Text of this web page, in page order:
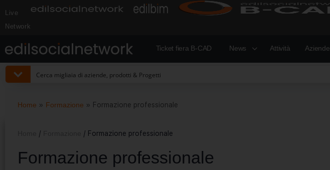
Live
Network
Ticket fiera B-CAD News Attività Aziende
Home » Formazione » Formazione professionale
/ / Formazione professionale
Formazione professionale